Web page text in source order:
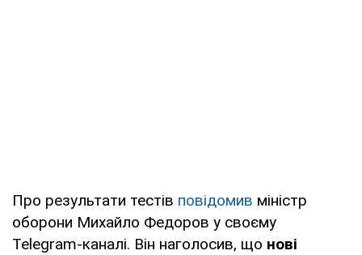
Про результати тестів повідомив міністр
оборони Михайло Федоров у своєму
Telegram-каналі. Він наголосив, що нові